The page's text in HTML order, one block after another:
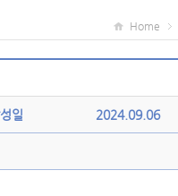
Home
일 2024.09.06